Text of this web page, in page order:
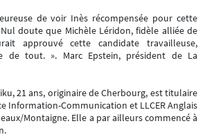
de voir Inès récompensée pour cette
doute que Michèle Léridon, fidèle alliée de
approuvé cette candidate travailleuse,
de tout. ». Marc Epstein, président de La
21 ans, originaire de Cherbourg, est titulaire
Information-Communication et LLCER Anglais
Montaigne. Elle a par ailleurs commencé à